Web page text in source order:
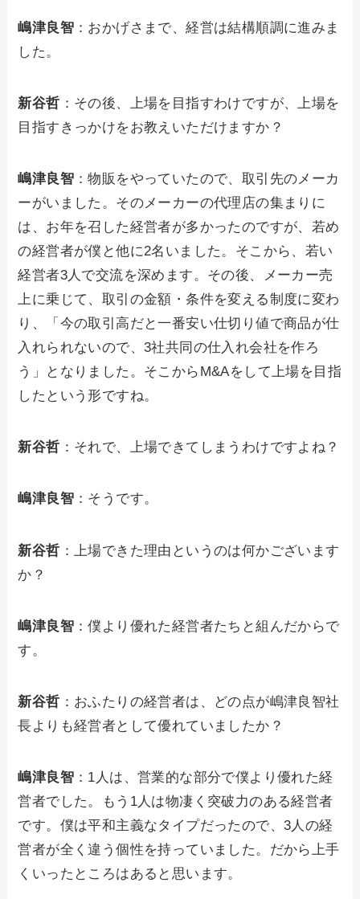
嶋津良智 ：おかげさまで、経営は結構順調に進みま
した。
新谷哲 ：その後、上場を目指すわけですが、上場を
目指すきっかけをお教えいただけますか？
嶋津良智 ：物販をやっていたので、取引先のメーカ
ーがいました。そのメーカーの代理店の集まりに
は、お年を召した経営者が多かったのですが、若め
の経営者が僕と他に2名いました。そこから、若い
経営者3人で交流を深めます。その後、メーカー売
上に乗じて、取引の金額・条件を変える制度に変わ
り、「今の取引高だと一番安い仕切り値で商品が仕
入れられないので、3社共同の仕入れ会社を作ろ
う」となりました。そこからM&Aをして上場を目指
したという形ですね。
新谷哲 ：それで、上場できてしまうわけですよね？
嶋津良智 ：そうです。
新谷哲 ：上場できた理由というのは何かございます
か？
嶋津良智 ：僕より優れた経営者たちと組んだからで
す。
新谷哲 ：おふたりの経営者は、どの点が嶋津良智社
長よりも経営者として優れていましたか？
嶋津良智 ：1人は、営業的な部分で僕より優れた経
営者でした。もう1人は物凄く突破力のある経営者
です。僕は平和主義なタイプだったので、3人の経
営者が全く違う個性を持っていました。だから上手
くいったところはあると思います。